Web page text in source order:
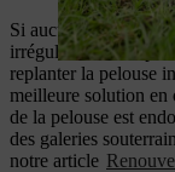
Si aucune des
irrégularités de la
replanter la pelouse
meilleure solution en
de la pelouse est
des galeries
notre article